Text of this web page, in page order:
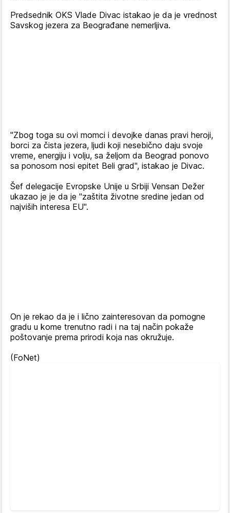
Predsednik OKS Vlade Divac istakao je da je vrednost
Savskog jezera za Beograđane nemerljiva.
"Zbog toga su ovi momci i devojke danas pravi heroji,
borci za čista jezera, ljudi koji nesebično daju svoje
vreme, energiju i volju, sa željom da Beograd ponovo
sa ponosom nosi epitet Beli grad", istakao je Divac.
Šef delegacije Evropske Unije u Srbiji Vensan Dežer
ukazao je je da je "zaštita životne sredine jedan od
najviših interesa EU".
On je rekao da je i lično zainteresovan da pomogne
gradu u kome trenutno radi i na taj način pokaže
poštovanje prema prirodi koja nas okružuje.
(FoNet)